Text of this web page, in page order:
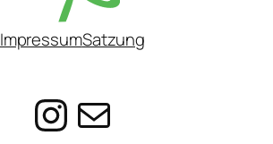
ImpressumSatzung
E-Mail